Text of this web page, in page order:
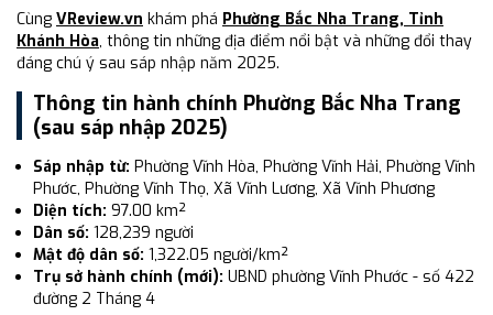
Cùng VReview.vn khám phá Phường Bắc Nha Trang, Tỉnh
Khánh Hòa, thông tin những địa điểm nổi bật và những đổi thay
đáng chú ý sau sáp nhập năm 2025.
Thông tin hành chính Phường Bắc Nha Trang
(sau sáp nhập 2025)
Sáp nhập từ: Phường Vĩnh Hòa, Phường Vĩnh Hải, Phường Vĩnh
Phước, Phường Vĩnh Thọ, Xã Vĩnh Lương, Xã Vĩnh Phương
Diện tích: 97.00 km²
Dân số: 128,239 người
Mật độ dân số: 1,322.05 người/km²
Trụ sở hành chính (mới): UBND phường Vĩnh Phước - số 422
đường 2 Tháng 4